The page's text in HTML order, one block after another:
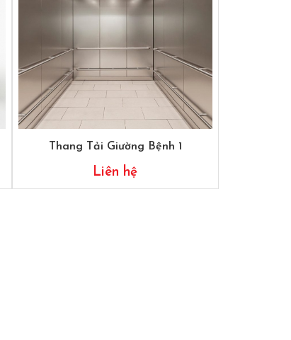
Thang Tải Giường Bệnh 1
Liên hệ